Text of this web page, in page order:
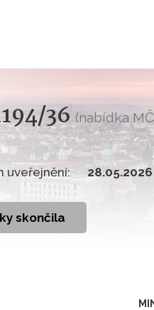
36(nabídka
uveřejnění: 28.05.2026
skončila